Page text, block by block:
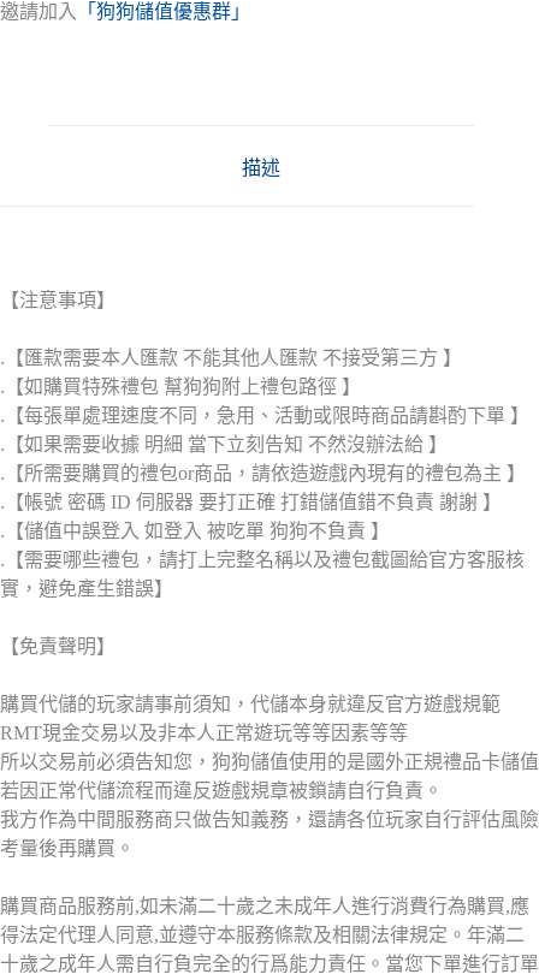
邀請加入 「狗狗儲值優惠群」
描述
【注意事項】
.【匯款需要本人匯款 不能其他人匯款 不接受第三方 】
.【如購買特殊禮包 幫狗狗附上禮包路徑 】
.【每張單處理速度不同，急用、活動或限時商品請斟酌下單 】
.【如果需要收據 明細 當下立刻告知 不然沒辦法給 】
.【所需要購買的禮包or商品，請依造遊戲內現有的禮包為主 】
.【帳號 密碼 ID 伺服器 要打正確 打錯儲值錯不負責 謝謝 】
.【儲值中誤登入 如登入 被吃單 狗狗不負責 】
.【需要哪些禮包，請打上完整名稱以及禮包截圖給官方客服核
實，避免產生錯誤】
【免責聲明】
購買代儲的玩家請事前須知，代儲本身就違反官方遊戲規範
RMT現金交易以及非本人正常遊玩等等因素等等
所以交易前必須告知您，狗狗儲值使用的是國外正規禮品卡儲值
若因正常代儲流程而違反遊戲規章被鎖請自行負責。
我方作為中間服務商只做告知義務，還請各位玩家自行評估風險
考量後再購買。
購買商品服務前,如未滿二十歲之未成年人進行消費行為購買,應
得法定代理人同意,並遵守本服務條款及相關法律規定。年滿二
十歲之成年人需自行負完全的行爲能力責任。當您下單進行訂單